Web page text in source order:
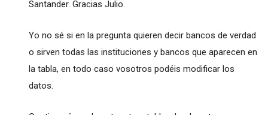
Santander. Gracias Julio.
Yo no sé si en la pregunta quieren decir bancos de verdad
o sirven todas las instituciones y bancos que aparecen en
la tabla, en todo caso vosotros podéis modificar los
datos.